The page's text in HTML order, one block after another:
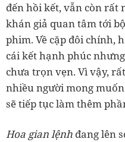
đến hồi kết, vẫn còn rất
khán giả quan tâm tới bộ
phim. Về cặp đôi chính,
cái kết hạnh phúc
chưa trọn vẹn. Vì vậy, rất
nhiều người mong
sẽ tiếp tục làm thêm
Hoa gian lệnh đang lên